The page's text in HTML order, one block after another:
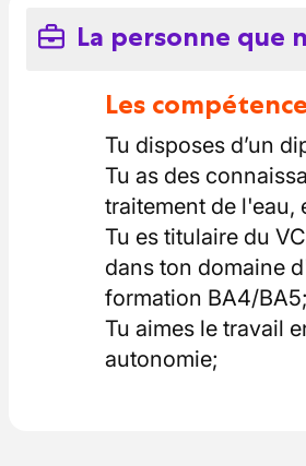
La personne que
Les
Tu disposes d’un
Tu as des
traitement de l'eau,
Tu es titulaire du
dans ton domaine
formation BA4/BA5;
Tu aimes le travail
autonomie;